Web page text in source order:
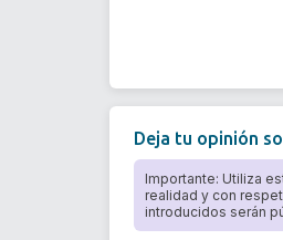
Deja tu opinión
Importante: Utiliza
realidad y con
introducidos serán